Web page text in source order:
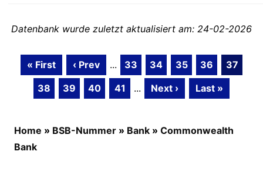
Datenbank wurde zuletzt aktualisiert am: 24-02-2026
« First ‹ Prev ... 33 34 35 36
37
38
39 40 41 ... Next › Last »
Home » BSB-Nummer » Bank » Commonwealth
Bank